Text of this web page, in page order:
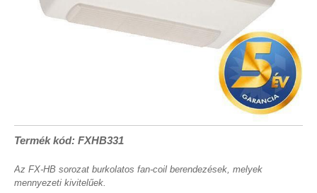
Termék kód: FXHB331
Az FX-HB sorozat burkolatos fan-coil berendezések, melyek
mennyezeti kivitelűek.